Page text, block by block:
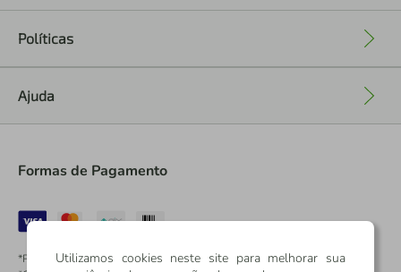
Políticas
Ajuda
Formas de Pagamento
*Pontos dos Cartões Sicredi
Utilizamos cookies neste site para melhorar sua